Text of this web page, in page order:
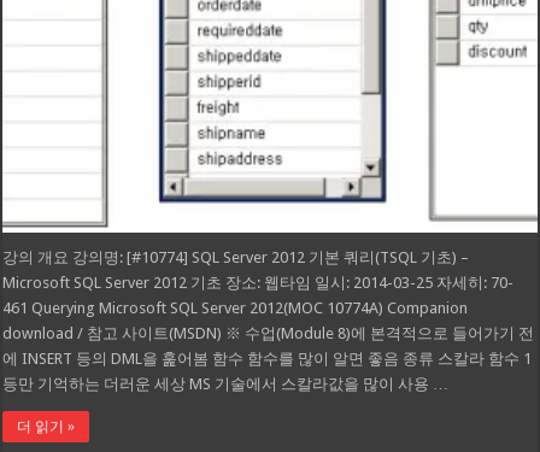
강의 개요 강의명: [#10774] SQL Server 2012 기본 쿼리(TSQL 기초) –
Microsoft SQL Server 2012 기초 장소: 웹타임 일시: 2014-03-25 자세히: 70-
461 Querying Microsoft SQL Server 2012(MOC 10774A) Companion
download / 참고 사이트(MSDN) ※ 수업(Module 8)에 본격적으로 들어가기 전
에 INSERT 등의 DML을 훑어봄 함수 함수를 많이 알면 좋음 종류 스칼라 함수 1
등만 기억하는 더러운 세상 MS 기술에서 스칼라값을 많이 사용 …
더 읽기 »